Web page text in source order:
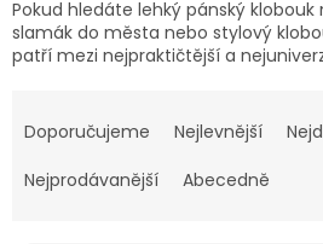
Pokud hledáte lehký pánský
slamák do města nebo stylový
patří mezi nejpraktičtější a
a
e
Doporučujeme Nejlevnější
Nejprodávanější
Abecedně